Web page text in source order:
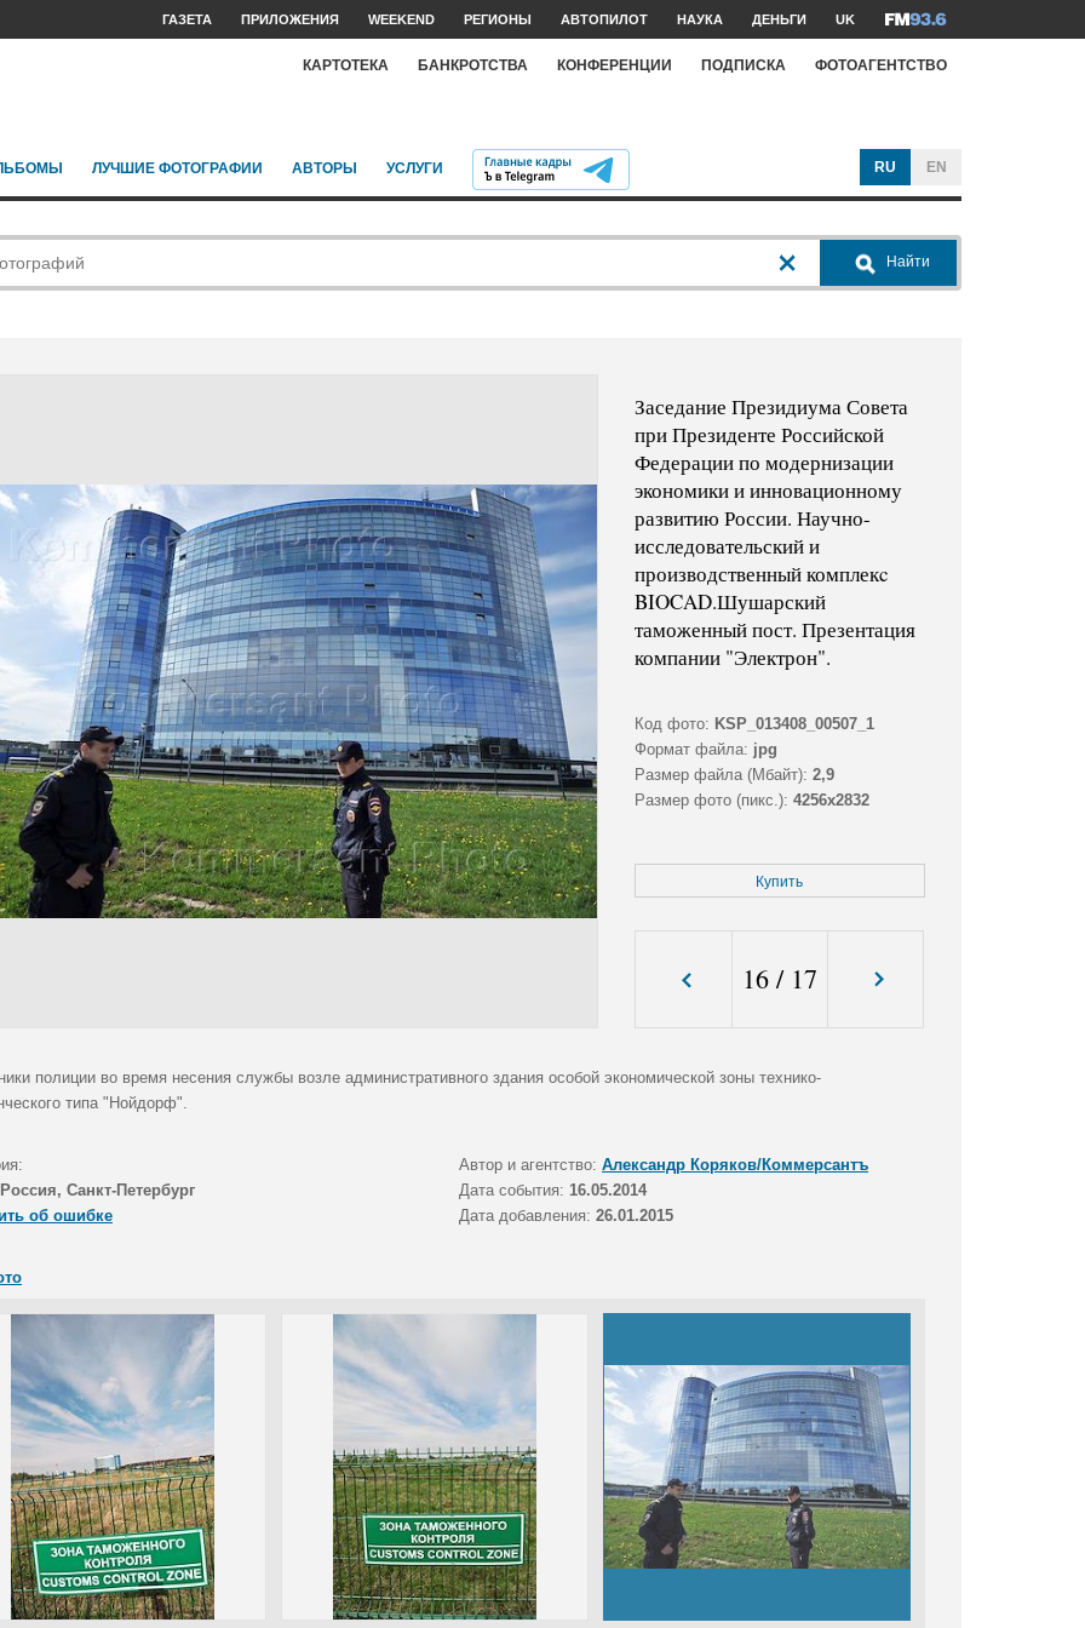
ГАЗЕТА ПРИЛОЖЕНИЯ WEEKEND РЕГИОНЫ АВТОПИЛОТ НАУКА ДЕНЬГИ UK
КАРТОТЕКА БАНКРОТСТВА КОНФЕРЕНЦИИ ПОДПИСКА ФОТОАГЕНТСТВО
ЛУЧШИЕ ФОТОГРАФИИ АВТОРЫ УСЛУГИ RU EN
Найти
Заседание Президиума Совета
при Президенте Российской
Федерации по модернизации
экономики и инновационному
развитию России. Научно-
исследовательский и
производственный комплекc
BIOCAD.Шушарский
таможенный пост. Презентация
компании "Электрон".
Код фото: KSP_013408_00507_1
Формат файла: jpg
Размер файла (Мбайт): 2,9
Размер фото (пикс.): 4256x2832
Купить
16/ 17
полиции во время несения службы возле административного здания особой экономической зоны технико-
типа "Нойдорф".
Автор и агентство: Александр Коряков/Коммерсантъ
Россия, Санкт-Петербург Дата события: 16.05.2014
об ошибке
Дата добавления: 26.01.2015